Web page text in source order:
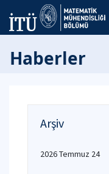
Haberler
Arşiv
2026 Temmuz 24